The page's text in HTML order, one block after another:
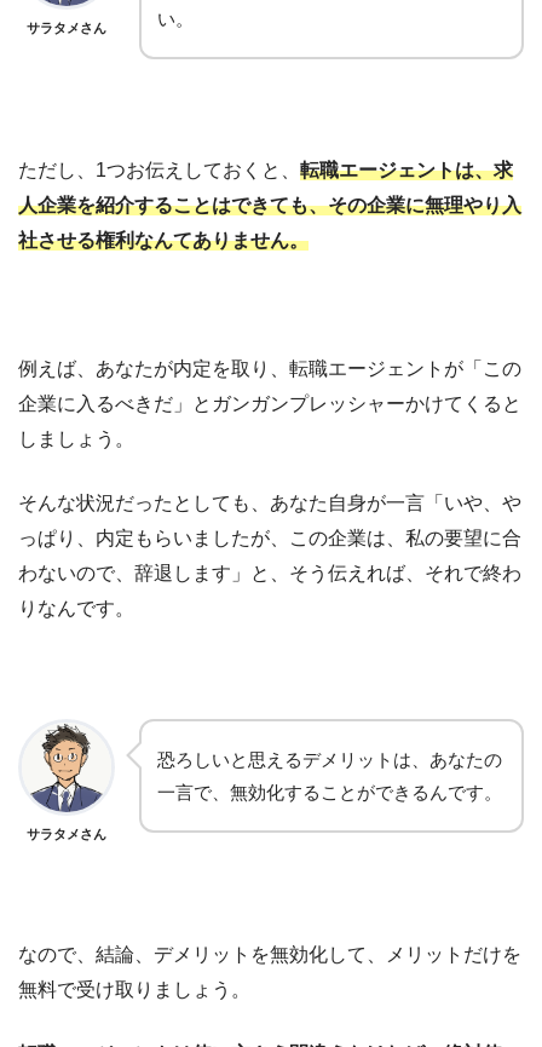
サラタメさん
い。
ただし、1つお伝えしておくと、 転職エージェントは、求
人企業を紹介することはできても、その企業に無理やり入
社させる権利なんてありません。
例えば、あなたが内定を取り、転職エージェントが 「この
企業に入るべきだ」とガンガンプレッシャーかけてくると
しましょう。
そんな状況だったとしても、 あなた自身が一言 「いや、や
っぱり、内定もらいましたが、
この企業は、私の要望に合
わないので、辞退します」と、そう伝えれば、それで終わ
りなんです。
サラタメさん
恐ろしいと思えるデメリットは、あなたの
一言で、無効化することができるんです。
なので、結論、デメリットを無効化して、メリットだけを
無料で受け取りましょう。